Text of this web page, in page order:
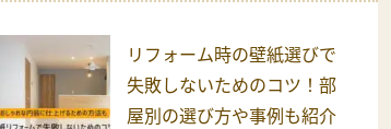
リフォーム時の壁紙選びで
失敗しないためのコツ！部
屋別の選び方や事例も紹介